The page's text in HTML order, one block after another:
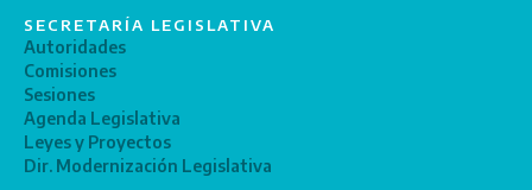
SECRETARÍA LEGISLATIVA
Autoridades
Comisiones
Sesiones
Agenda Legislativa
Leyes y Proyectos
Dir. Modernización Legislativa